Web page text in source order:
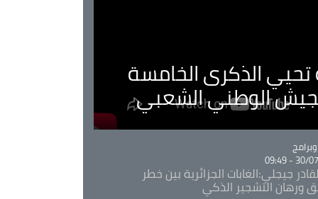
تحيي الذكرى الخامسة
الوطني الشعبي
30/07/
جيجلي:الغابات الجزائرية بين خطر
ورهان التشجير الذكي